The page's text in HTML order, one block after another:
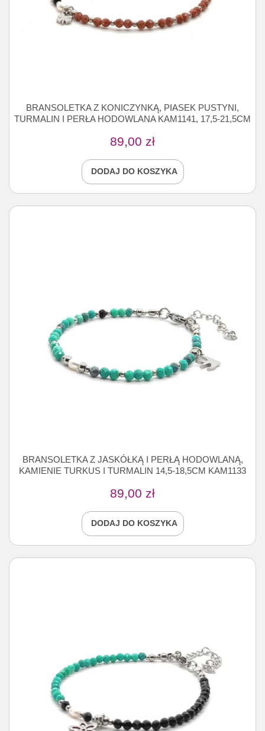
BRANSOLETKA Z KONICZYNKĄ, PIASEK PUSTYNI,
TURMALIN I PERŁA HODOWLANA KAM1141, 17,5-21,5CM
89,00 zł
DODAJ DO KOSZYKA
BRANSOLETKA Z JASKÓŁKĄ I PERŁĄ HODOWLANĄ,
KAMIENIE TURKUS I TURMALIN 14,5-18,5CM KAM1133
89,00 zł
DODAJ DO KOSZYKA